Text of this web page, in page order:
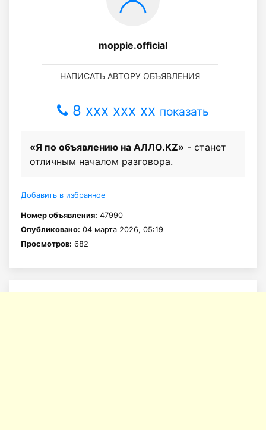
moppie.official
НАПИСАТЬ АВТОРУ ОБЪЯВЛЕНИЯ
8 xxx xxx xx показать
«Я по объявлению на АЛЛО.KZ» - станет
отличным началом разговора.
Добавить в избранное
Номер объявления: 47990
Опубликовано: 04 марта 2026, 05:19
Просмотров: 682